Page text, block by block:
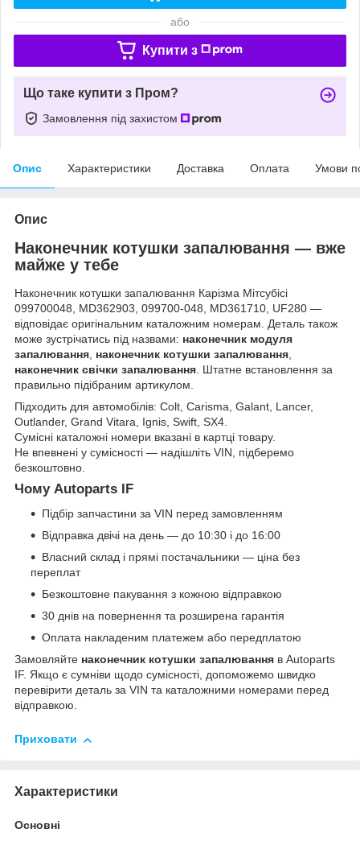
або
Купити з
Що таке купити з Пром?
Замовлення під захистом
Опис Характеристики Доставка Оплата Умови
Опис
Наконечник котушки запалювання — вже
майже у тебе
Наконечник котушки запалювання Карізма Мітсубісі
099700048, MD362903, 099700-048, MD361710, UF280 —
відповідає оригінальним каталожним номерам. Деталь також
може зустрічатись під назвами: наконечник модуля
запалювання, наконечник котушки запалювання,
наконечник свічки запалювання. Штатне встановлення за
правильно підібраним артикулом.
Підходить для автомобілів: Colt, Carisma, Galant, Lancer,
Outlander, Grand Vitara, Ignis, Swift, SX4.
Сумісні каталожні номери вказані в картці товару.
Не впевнені у сумісності — надішліть VIN, підберемо
безкоштовно.
Чому Autoparts IF
Підбір запчастини за VIN перед замовленням
Відправка двічі на день — до 10:30 і до 16:00
Власний склад і прямі постачальники — ціна без
переплат
Безкоштовне пакування з кожною відправкою
30 днів на повернення та розширена гарантія
Оплата накладеним платежем або передплатою
Замовляйте наконечник котушки запалювання в Autoparts
IF. Якщо є сумніви щодо сумісності, допоможемо швидко
перевірити деталь за VIN та каталожними номерами перед
відправкою.
Приховати
Характеристики
Основні